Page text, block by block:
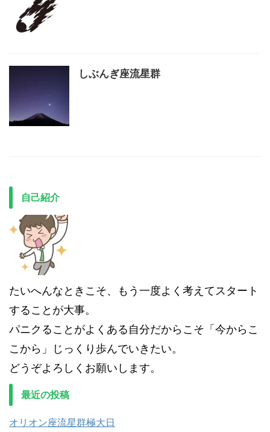
しぶんぎ座流星群
自己紹介
たいへんなときこそ、もう一度よく考えてスタート
することが大事。
パニクることがよくある自分だからこそ「今からこ
こから」じっくり歩んでいきたい。
どうぞよろしくお願いします。
最近の投稿
オリオン座流星群極大日